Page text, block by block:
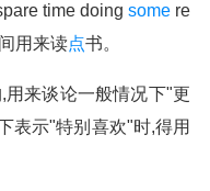
time doing somere
用来读点书。
来谈论一般情况下"更
表示"特别喜欢"时,得用